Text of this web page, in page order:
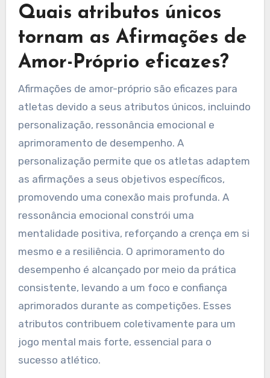
Quais atributos únicos
tornam as Afirmações de
Amor-Próprio eficazes?
Afirmações de amor-próprio são eficazes para
atletas devido a seus atributos únicos, incluindo
personalização, ressonância emocional e
aprimoramento de desempenho. A
personalização permite que os atletas adaptem
as afirmações a seus objetivos específicos,
promovendo uma conexão mais profunda. A
ressonância emocional constrói uma
mentalidade positiva, reforçando a crença em si
mesmo e a resiliência. O aprimoramento do
desempenho é alcançado por meio da prática
consistente, levando a um foco e confiança
aprimorados durante as competições. Esses
atributos contribuem coletivamente para um
jogo mental mais forte, essencial para o
sucesso atlético.